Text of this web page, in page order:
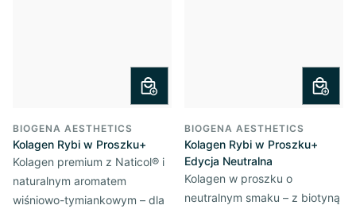
BIOGENA AESTHETICS
Kolagen Rybi w Proszku+
Kolagen premium z Naticol® i
naturalnym aromatem
wiśniowo-tymiankowym – dla
BIOGENA AESTHETICS
Kolagen Rybi w Proszku+
Edycja Neutralna
Kolagen w proszku o
neutralnym smaku – z biotyną